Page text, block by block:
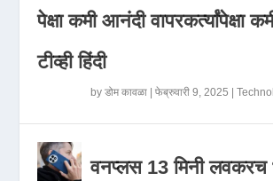
पेक्षा कमी आनंदी वापरकर्त्यांपेक्षा
टीव्ही हिंदी
byडोम कावळा |फेब्रुवारी 9, 2025 |
वनप्लस 13 मिनी लवकरच